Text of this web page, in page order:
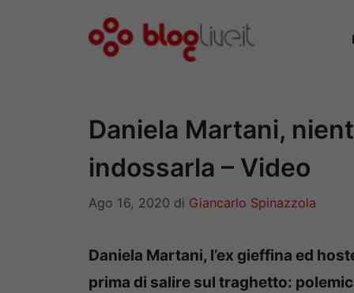
Daniela Martani,
indossarla – Video
Ago 16, 2020 di Giancarlo Spinazzola
Daniela Martani, l’ex gieffina ed
prima di salire sul traghetto: